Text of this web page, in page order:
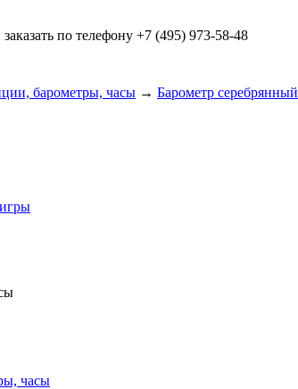
по телефону +7 (495) 973-58-48
барометры, часы → Барометр серебрянный
часы